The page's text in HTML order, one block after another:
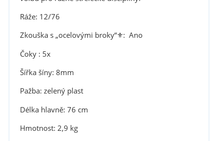
Ráže: 12/76
Zkouška s „ocelovými broky“⚜︎: Ano
Čoky : 5x
Šířka šíny: 8mm
Pažba: zelený plast
Délka hlavně: 76 cm
Hmotnost: 2,9 kg